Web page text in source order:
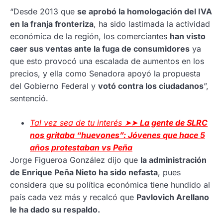
“Desde 2013 que se aprobó la homologación del IVA
en la franja fronteriza, ha sido lastimada la actividad
económica de la región, los comerciantes han visto
caer sus ventas ante la fuga de consumidores ya
que esto provocó una escalada de aumentos en los
precios, y ella como Senadora apoyó la propuesta
del Gobierno Federal y votó contra los ciudadanos”,
sentenció.
Tal vez sea de tu interés ➤➤ La gente de SLRC
nos gritaba “huevones”: Jóvenes que hace 5
años protestaban vs Peña
Jorge Figueroa González dijo que la administración
de Enrique Peña Nieto ha sido nefasta, pues
considera que su política económica tiene hundido al
país cada vez más y recalcó que Pavlovich Arellano
le ha dado su respaldo.